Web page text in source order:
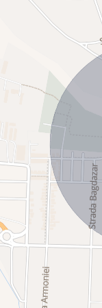
Dotări și finisaje:
-bucătărie
-sufragerie
-camere
-design interior
Alte facilități:
-acces facil la
-infrastructura